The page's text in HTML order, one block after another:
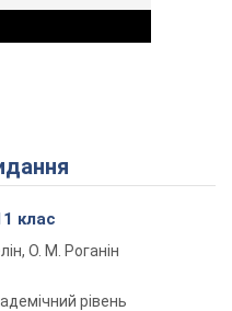
Video
клас
О. М. Роганін
рівень